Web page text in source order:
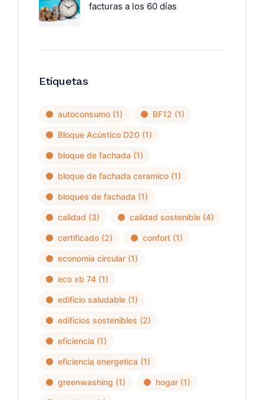
facturas a los 60 días
Etiquetas
autoconsumo (1) BF12 (1)
Bloque Acústico D20 (1)
bloque de fachada (1)
bloque de fachada ceramico (1)
bloques de fachada (1)
calidad (3) calidad sostenible (4)
certificado (2) confort (1)
economia circular (1)
eco xb 74 (1)
edificio saludable (1)
edificios sostenibles (2)
eficiencia (1)
eficiencia energetica (1)
greenwashing (1) hogar (1)